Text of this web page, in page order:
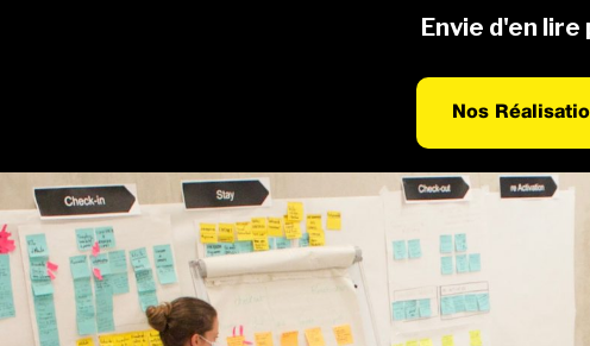
Envie d'en lire
Nos